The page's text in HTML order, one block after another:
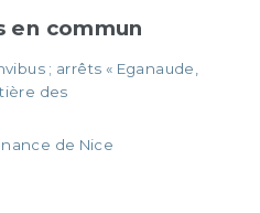
en commun
; arrêts « Eganaude,
des
de Nice